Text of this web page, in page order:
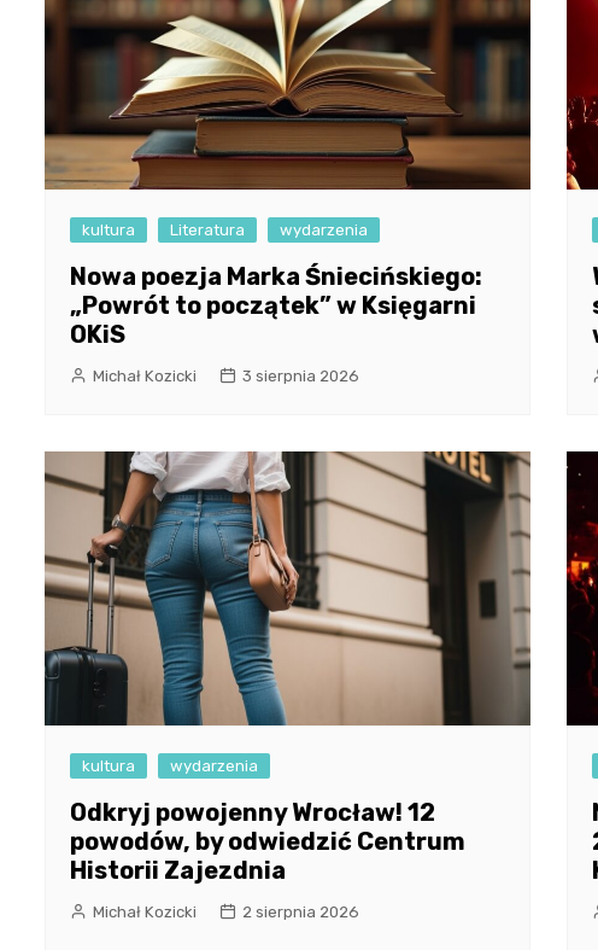
kultura Literatura wydarzenia
Nowa poezja Marka Śniecińskiego:
„Powrót to początek” w Księgarni
OKiS
Michał Kozicki 3 sierpnia 2026
kultura wydarzenia
Odkryj powojenny Wrocław! 12
powodów, by odwiedzić Centrum
Historii Zajezdnia
Michał Kozicki 2 sierpnia 2026